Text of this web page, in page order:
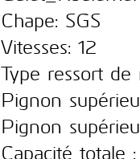
Chape: SGS
Vitesses: 12
Type ressort
Pignon
Pignon
Capacité totale